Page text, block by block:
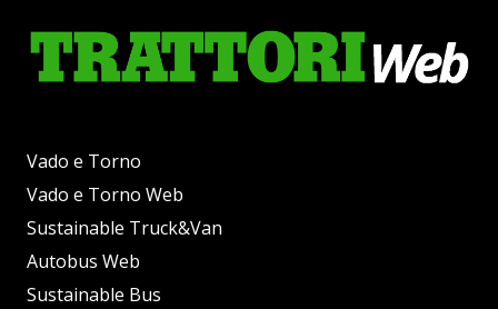
Vado e Torno
Vado e Torno Web
Sustainable Truck&Van
Autobus Web
Sustainable Bus